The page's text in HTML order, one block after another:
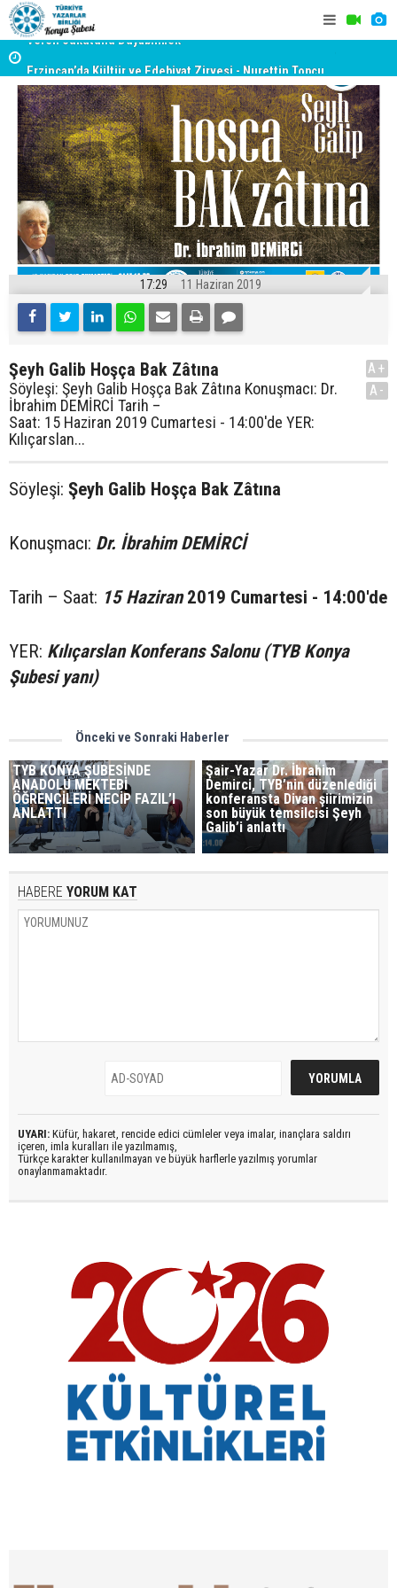
Sokağı Açılışı
17:29 11 Haziran 2019
Şeyh Galib Hoşça Bak Zâtına
Söyleşi: Şeyh Galib Hoşça Bak Zâtına Konuşmacı: Dr.
İbrahim DEMİRCİ Tarih –
Saat: 15 Haziran 2019 Cumartesi - 14:00'de YER:
Kılıçarslan...
A+
A-
Söyleşi: Şeyh Galib Hoşça Bak Zâtına
Konuşmacı: Dr. İbrahim DEMİRCİ
Tarih – Saat: 15 Haziran2019 Cumartesi - 14:00'de
YER: Kılıçarslan Konferans Salonu (TYB Konya
Şubesi yanı)
Önceki ve Sonraki Haberler
TYB KONYA ŞUBESİNDE
ANADOLU MEKTEBİ
ÖĞRENCİLERİ NECİP FAZIL’I
ANLATTI
Şair-Yazar Dr. İbrahim
Demirci, TYB’nin düzenlediği
konferansta Divan şiirimizin
son büyük temsilcisi Şeyh
Galib’i anlattı
HABERE YORUM KAT
UYARI: Küfür, hakaret, rencide edici cümleler veya imalar, inançlara saldırı
içeren, imla kuralları ile yazılmamış,
Türkçe karakter kullanılmayan ve büyük harflerle yazılmış yorumlar
onaylanmamaktadır.